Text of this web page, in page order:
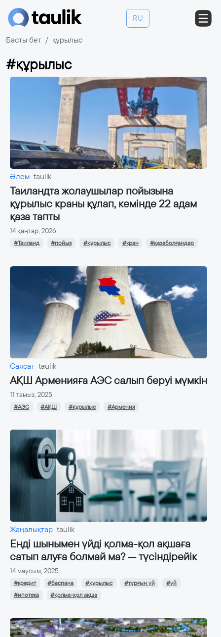
RU
Басты бет құрылыс
#құрылыс
Әлем taulik
Таиландта жолаушылар пойызына
құрылыс краны құлап, кемінде 22 адам
қаза тапты
14 қаңтар, 2026
#Таиланд #пойыз #құрылыс #кран #қазаболғандар
Саясат taulik
АҚШ Арменияға АЭС салып беруі мүмкін
11 тамыз, 2025
#АЭС #АҚШ #құрылыс #Армения
Жаңалықтар taulik
Енді шынымен үйді қолма-қол ақшаға
сатып алуға болмай ма? — түсіндірейік
14 маусым, 2025
#кредит #баспана #құрылыс #тұрғын үй
#үй
#ипотека
#қолма-қол ақша